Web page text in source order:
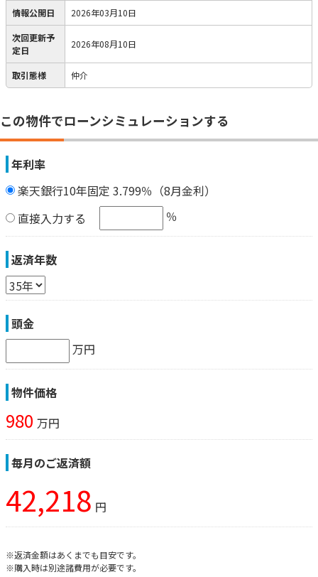
情報公開日 2026年03月10日
次回更新予
定日
2026年08月10日
取引態様 仲介
この物件でローンシミュレーションする
年利率
楽天銀行10年固定 3.799％（8月金利）
直接入力する
％
返済年数
頭金
万円
物件価格
980 万円
毎月のご返済額
42,218 円
※返済金額はあくまでも目安です。
※購入時は別途諸費用が必要です。